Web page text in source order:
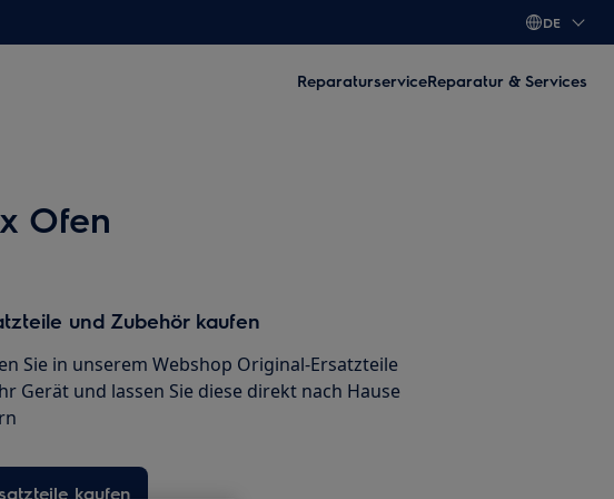
DE
ReparaturserviceReparatur & Services
Ofen
und Zubehör kaufen
Sie in unserem Webshop Original-Ersatzteile
Gerät und lassen Sie diese direkt nach Hause
kaufen